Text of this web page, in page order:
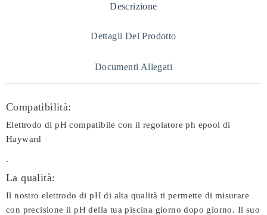
Descrizione
Dettagli Del Prodotto
Documenti Allegati
Compatibilità:
Elettrodo di pH compatibile con il regolatore ph epool di
Hayward
.
La qualità:
Il nostro elettrodo di pH di alta qualità ti permette di misurare
con precisione il pH della tua piscina giorno dopo giorno. Il suo